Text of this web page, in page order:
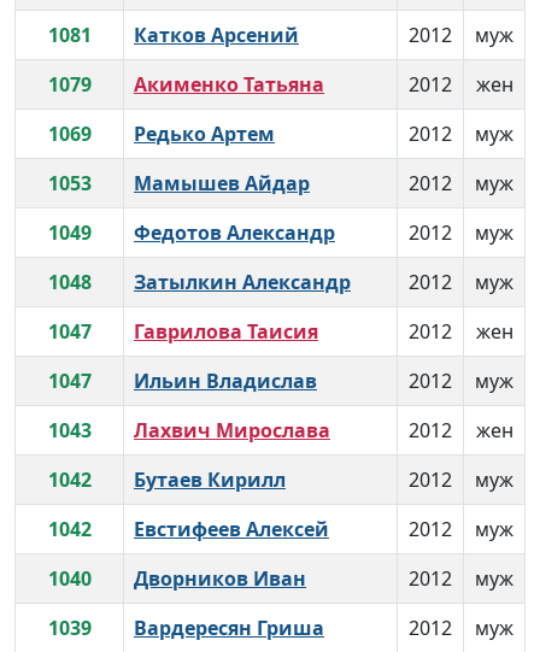
1081
Катков Арсений 2012
муж
1079
Акименко Татьяна 2012
жен
1069
Редько Артем 2012
муж
1053
Мамышев Айдар 2012
муж
1049
Федотов Александр 2012
муж
1048
Затылкин Александр 2012
муж
1047
Гаврилова Таисия 2012
жен
1047
Ильин Владислав 2012
муж
1043
Лахвич Мирослава 2012
жен
1042
Бутаев Кирилл 2012
муж
1042
Евстифеев Алексей 2012
муж
1040
Дворников Иван 2012
муж
1039
Вардересян Гриша 2012
муж